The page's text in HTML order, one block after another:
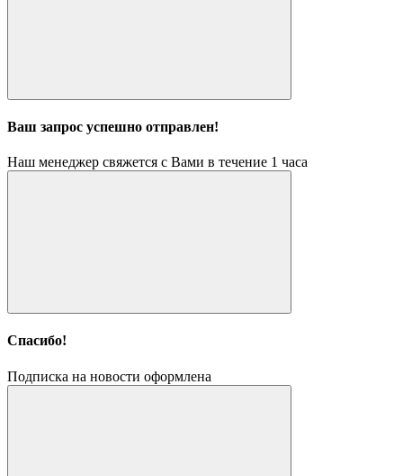
Ваш запрос успешно отправлен!
Наш менеджер свяжется с Вами в течение 1 часа
Спасибо!
Подписка на новости оформлена